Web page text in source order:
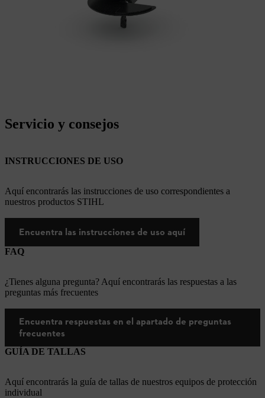
Servicio y consejos
INSTRUCCIONES DE USO
Aquí encontrarás las instrucciones de uso correspondientes a
nuestros productos STIHL
Encuentra las instrucciones de uso aquí
FAQ
¿Tienes alguna pregunta? Aquí encontrarás las respuestas a las
preguntas más frecuentes
Encuentra respuestas en el apartado de preguntas
frecuentes
GUÍA DE TALLAS
Aquí encontrarás la guía de tallas de nuestros equipos de protección
individual